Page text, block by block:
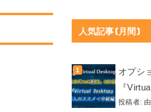
人気記事(月間)
オプシ
『
投稿者: